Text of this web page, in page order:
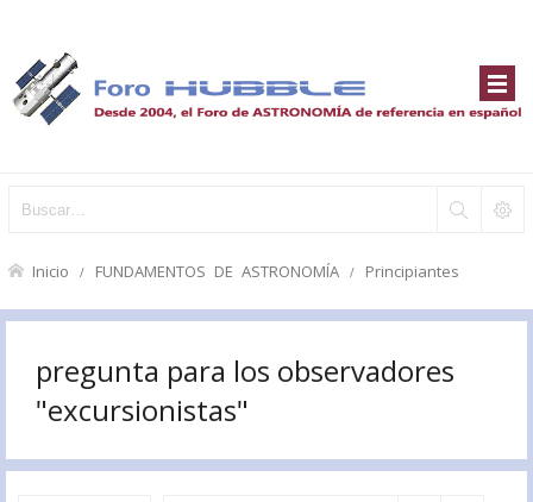
Inicio FUNDAMENTOS DE ASTRONOMÍA Principiantes
pregunta para los observadores
"excursionistas"